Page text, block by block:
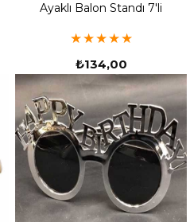
Ayaklı Balon Standı 7'li
★★★★★
₺134,00